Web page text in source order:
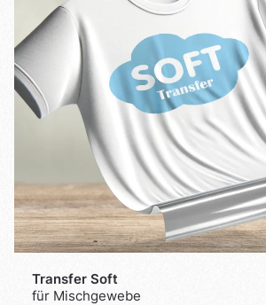
Transfer Soft
für Mischgewebe